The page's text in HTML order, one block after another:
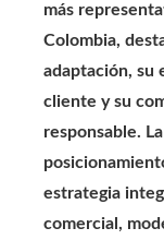
más
Colombia,
adaptación, su
cliente y su
responsable.
estrategia
comercial,